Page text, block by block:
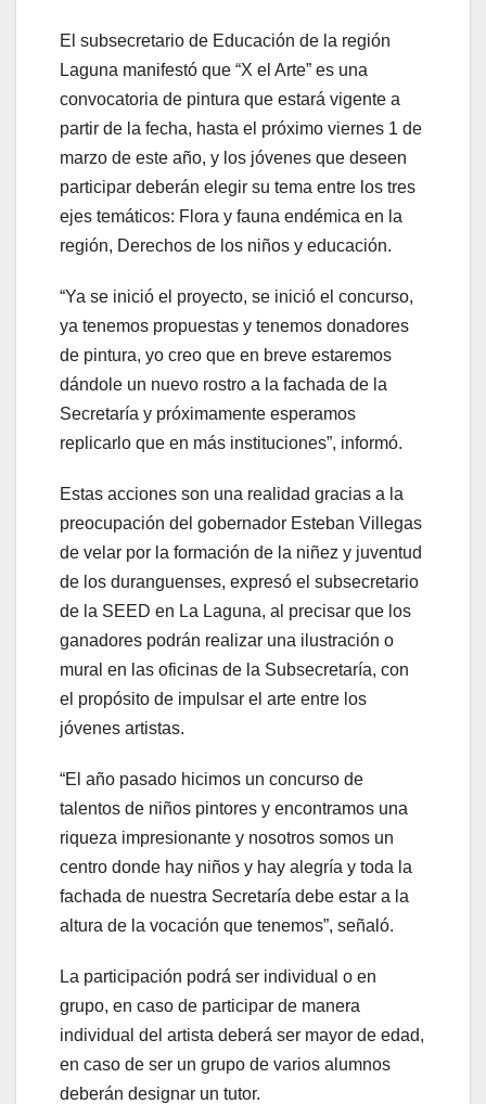
El subsecretario de Educación de la región
Laguna manifestó que “X el Arte” es una
convocatoria de pintura que estará vigente a
partir de la fecha, hasta el próximo viernes 1 de
marzo de este año, y los jóvenes que deseen
participar deberán elegir su tema entre los tres
ejes temáticos: Flora y fauna endémica en la
región, Derechos de los niños y educación.
“Ya se inició el proyecto, se inició el concurso,
ya tenemos propuestas y tenemos donadores
de pintura, yo creo que en breve estaremos
dándole un nuevo rostro a la fachada de la
Secretaría y próximamente esperamos
replicarlo que en más instituciones”, informó.
Estas acciones son una realidad gracias a la
preocupación del gobernador Esteban Villegas
de velar por la formación de la niñez y juventud
de los duranguenses, expresó el subsecretario
de la SEED en La Laguna, al precisar que los
ganadores podrán realizar una ilustración o
mural en las oficinas de la Subsecretaría, con
el propósito de impulsar el arte entre los
jóvenes artistas.
“El año pasado hicimos un concurso de
talentos de niños pintores y encontramos una
riqueza impresionante y nosotros somos un
centro donde hay niños y hay alegría y toda la
fachada de nuestra Secretaría debe estar a la
altura de la vocación que tenemos”, señaló.
La participación podrá ser individual o en
grupo, en caso de participar de manera
individual del artista deberá ser mayor de edad,
en caso de ser un grupo de varios alumnos
deberán designar un tutor.